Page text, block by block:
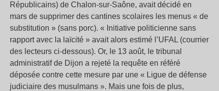
Républicains) de Chalon-sur-Saône, avait décidé en
mars de supprimer des cantines scolaires les menus « de
substitution » (sans porc). « Initiative politicienne sans
rapport avec la laïcité » avait alors estimé l’UFAL (courrier
des lecteurs ci-dessous). Or, le 13 août, le tribunal
administratif de Dijon a rejeté la requête en référé
déposée contre cette mesure par une « Ligue de défense
judiciaire des musulmans ». Mais une fois de plus,